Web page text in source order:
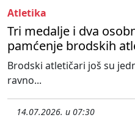
Atletika
Tri medalje i dva
pamćenje brodskih
Brodski atletičari još su
ravno...
14.07.2026. u 07:30